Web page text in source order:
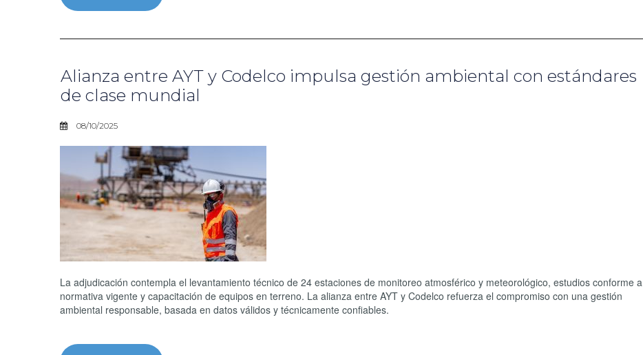
Alianza entre AYT y Codelco impulsa gestión ambiental con estándares
de clase mundial
08/10/2025
La adjudicación contempla el levantamiento técnico de 24 estaciones de monitoreo atmosférico y meteorológico, estudios conforme a
normativa vigente y capacitación de equipos en terreno. La alianza entre AYT y Codelco refuerza el compromiso con una gestión
ambiental responsable, basada en datos válidos y técnicamente confiables.